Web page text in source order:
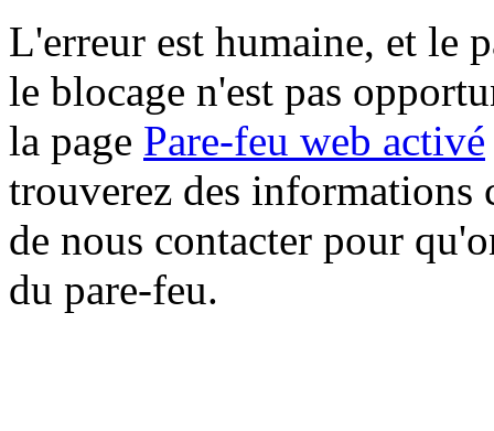
L'erreur est humaine, et le
le blocage n'est pas
la page Pare-feu web activé
trouverez des informations
de nous contacter pour
du pare-feu.